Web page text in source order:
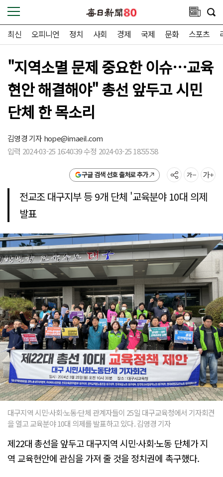
최신 오피니언 정치 사회 경제 국제 문화 스포츠
"지역소멸 문제 중요한 이슈…교육
현안 해결해야" 총선 앞두고 시민
단체 한 목소리
김영경 기자 hope@imaeil.com
입력 2024-03-25 16:40:39 수정 2024-03-25 18:55:58
구글 검색 선호 출처로 추가
전교조 대구지부 등 9개 단체 '교육분야 10대 의제
발표
대구지역 시민·사회·노동·단체 관계자들이 25일 대구교육청에서 기자회견
을 열고 교육분야 10대 의제를 발표하고 있다. 김영경 기자
제22대 총선을 앞두고 대구지역 시민·사회·노동 단체가 지
역 교육현안에 관심을 가져 줄 것을 정치권에 촉구했다.